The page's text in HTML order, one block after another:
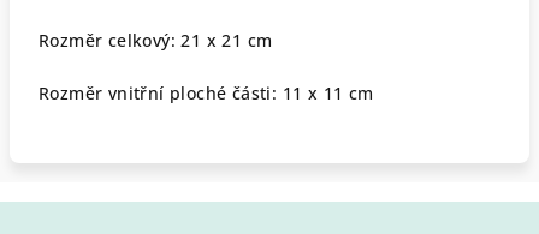
Rozměr celkový: 21 x 21 cm
Rozměr vnitřní ploché části: 11 x 11 cm